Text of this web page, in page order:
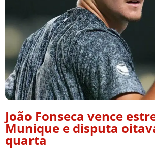
João Fonseca vence
Munique e disputa
quarta